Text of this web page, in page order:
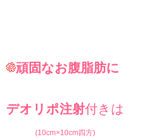
頑固なお腹脂肪に
デオリポ注射付きは
(10cm×10cm四方)